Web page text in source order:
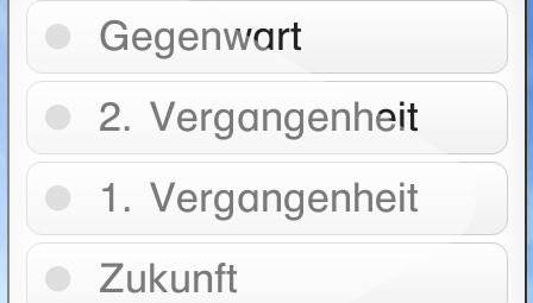
Gegenwart
2. Vergangenheit
1. Vergangenheit
Zukunft